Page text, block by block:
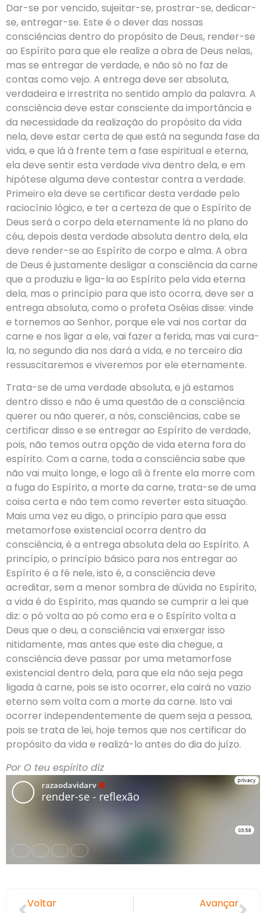
Dar-se por vencido, sujeitar-se, prostrar-se, dedicar-
se, entregar-se. Este é o dever das nossas
consciências dentro do propósito de Deus, render-se
ao Espírito para que ele realize a obra de Deus nelas,
mas se entregar de verdade, e não só no faz de
contas como vejo. A entrega deve ser absoluta,
verdadeira e irrestrita no sentido amplo da palavra. A
consciência deve estar consciente da importância e
da necessidade da realização do propósito da vida
nela, deve estar certa de que está na segunda fase da
vida, e que lá à frente tem a fase espiritual e eterna,
ela deve sentir esta verdade viva dentro dela, e em
hipótese alguma deve contestar contra a verdade.
Primeiro ela deve se certificar desta verdade pelo
raciocínio lógico, e ter a certeza de que o Espírito de
Deus será o corpo dela eternamente lá no plano do
céu, depois desta verdade absoluta dentro dela, ela
deve render-se ao Espírito de corpo e alma. A obra
de Deus é justamente desligar a consciência da carne
que a produziu e liga-la ao Espírito pela vida eterna
dela, mas o princípio para que isto ocorra, deve ser a
entrega absoluta, como o profeta Oséias disse: vinde
e tornemos ao Senhor, porque ele vai nos cortar da
carne e nos ligar a ele, vai fazer a ferida, mas vai cura-
la, no segundo dia nos dará a vida, e no terceiro dia
ressuscitaremos e viveremos por ele eternamente.
Trata-se de uma verdade absoluta, e já estamos
dentro disso e não é uma questão de a consciência
querer ou não querer, a nós, consciências, cabe se
certificar disso e se entregar ao Espírito de verdade,
pois, não temos outra opção de vida eterna fora do
espírito. Com a carne, toda a consciência sabe que
não vai muito longe, e logo ali à frente ela morre com
a fuga do Espírito, a morte da carne, trata-se de uma
coisa certa e não tem como reverter esta situação.
Mais uma vez eu digo, o princípio para que essa
metamorfose existencial ocorra dentro da
consciência, é a entrega absoluta dela ao Espírito. A
princípio, o princípio básico para nos entregar ao
Espírito é a fé nele, isto é, a consciência deve
acreditar, sem a menor sombra de dúvida no Espírito,
a vida é do Espírito, mas quando se cumprir a lei que
diz: o pó volta ao pó como era e o Espírito volta a
Deus que o deu, a consciência vai enxergar isso
nitidamente, mas antes que este dia chegue, a
consciência deve passar por uma metamorfose
existencial dentro dela, para que ela não seja pega
ligada à carne, pois se isto ocorrer, ela cairá no vazio
eterno sem volta com a morte da carne. Isto vai
ocorrer independentemente de quem seja a pessoa,
pois se trata de lei, hoje temos que nos certificar do
propósito da vida e realizá-lo antes do dia do juízo.
Por O teu espírito diz
Voltar Avançar